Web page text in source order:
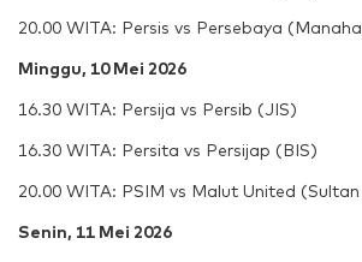
20.00 WITA: Persis vs Persebaya
Minggu, 10 Mei 2026
16.30 WITA: Persija vs Persib (JIS)
16.30 WITA: Persita vs Persijap (BIS)
20.00 WITA: PSIM vs Malut United
Senin, 11 Mei 2026